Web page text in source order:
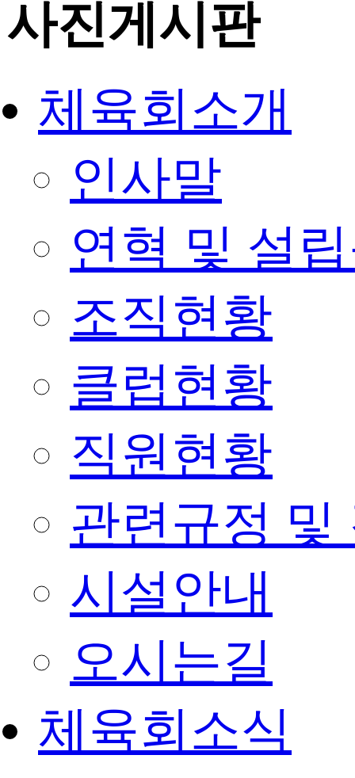
사진게시판
체육회소개
인사말
연혁 및 설
조직현황
클럽현황
직원현황
관련규정 및
시설안내
오시는길
체육회소식